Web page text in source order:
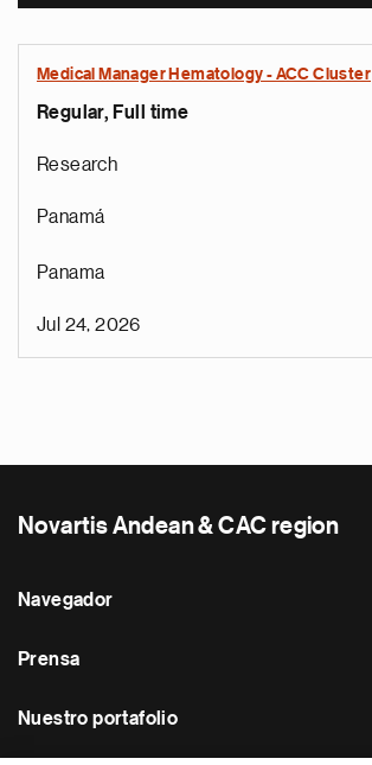
Medical Manager Hematology - ACC Cluster
Regular, Full time
Research
Panamá
Panama
Jul 24, 2026
Novartis Andean & CAC region
Navegador
Prensa
Nuestro portafolio